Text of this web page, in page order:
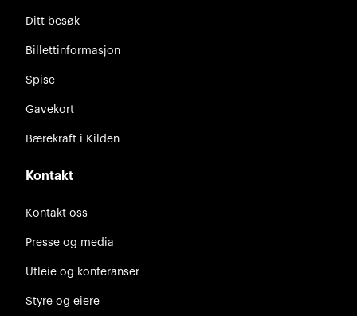
Ditt besøk
Billettinformasjon
Spise
Gavekort
Bærekraft i Kilden
Kontakt
Kontakt oss
Presse og media
Utleie og konferanser
Styre og eiere